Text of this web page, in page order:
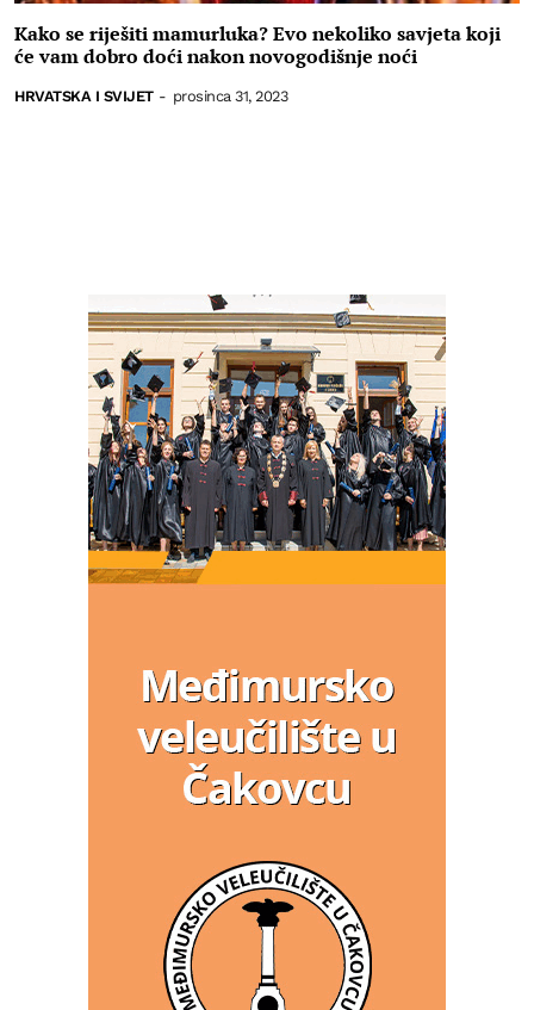
Kako se riješiti mamurluka? Evo nekoliko savjeta koji
će vam dobro doći nakon novogodišnje noći
HRVATSKA I SVIJET - prosinca 31, 2023